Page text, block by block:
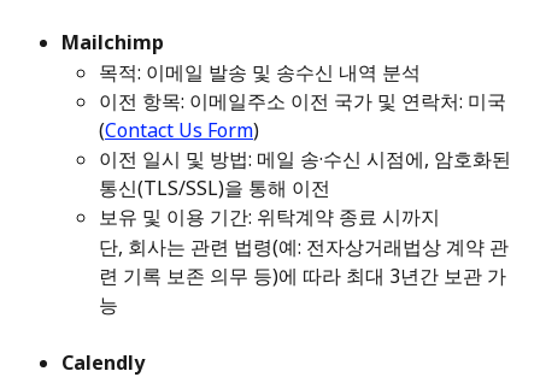
Mailchimp
목적: 이메일 발송 및 송수신 내역 분석
이전 항목: 이메일주소 이전 국가 및 연락처: 미국
(Contact Us Form)
이전 일시 및 방법: 메일 송·수신 시점에, 암호화된
통신(TLS/SSL)을 통해 이전
보유 및 이용 기간: 위탁계약 종료 시까지
단, 회사는 관련 법령(예: 전자상거래법상 계약 관
련 기록 보존 의무 등)에 따라 최대 3년간 보관 가
능
Calendly